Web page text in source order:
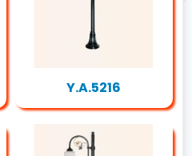
Y.A.5216